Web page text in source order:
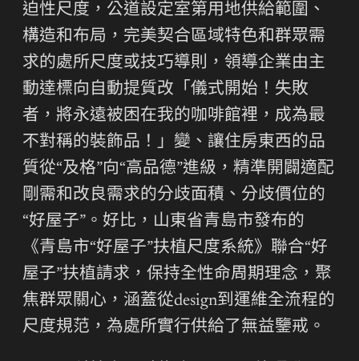
迫性尺度，公道設定室第用地供給範圍、
構造和布局，完美契合區域特色和群眾需
求的處所尺度或技巧導則，領導企業由主
動達標向自動提質改「儀式開始！失敗
者，將永遠被困在我的咖啡館裡，成為最
不對稱的裝飾品！」變、讓住房東西的品
質從“及格”向“高品德”進級，精準開闢適配
剛需和改良需求的分歧面積、分歧價位的
“好屋子”。好比，山東省青島市發布的
《青島市“好屋子”扶植尺度系統》聯合“好
屋子”扶植請求，保持全性命周期理念，聚
焦群眾關心，涵蓋從design到運維全流程的
尺度規范，為處所實行供給了無益鑒戒。